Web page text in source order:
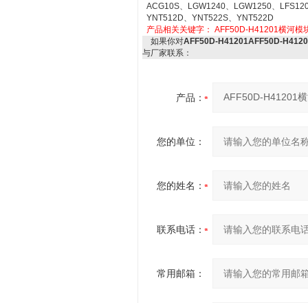
ACG10S、LGW1240、LGW1250、
YNT512D、YNT522S、YNT522D
产品相关关键字： AFF50D-H41201横河模
如果你对AFF50D-H41201AFF50D-
与厂家联系：
产品：
您的单位：
您的姓名：
联系电话：
常用邮箱：